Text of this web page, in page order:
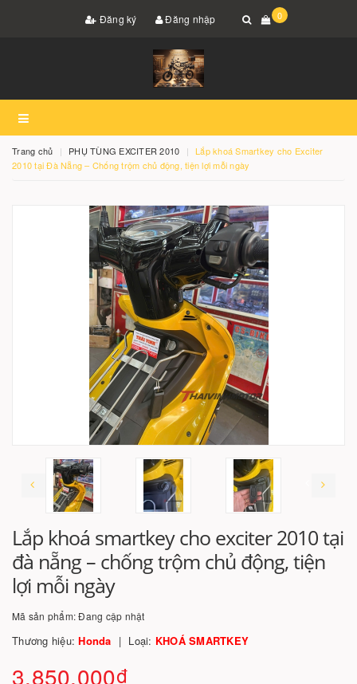
Đăng ký Đăng nhập 0
Trang chủ PHỤ TÙNG EXCITER 2010
Lắp khoá Smartkey cho Exciter
2010 tại Đà Nẵng – Chống trộm chủ động, tiện lợi mỗi ngày
Lắp khoá smartkey cho exciter 2010 tại
đà nẵng – chống trộm chủ động, tiện
lợi mỗi ngày
Mã sản phẩm:Đang cập nhật
Thương hiệu:Honda Loại: KHOÁ SMARTKEY
3.850.000₫